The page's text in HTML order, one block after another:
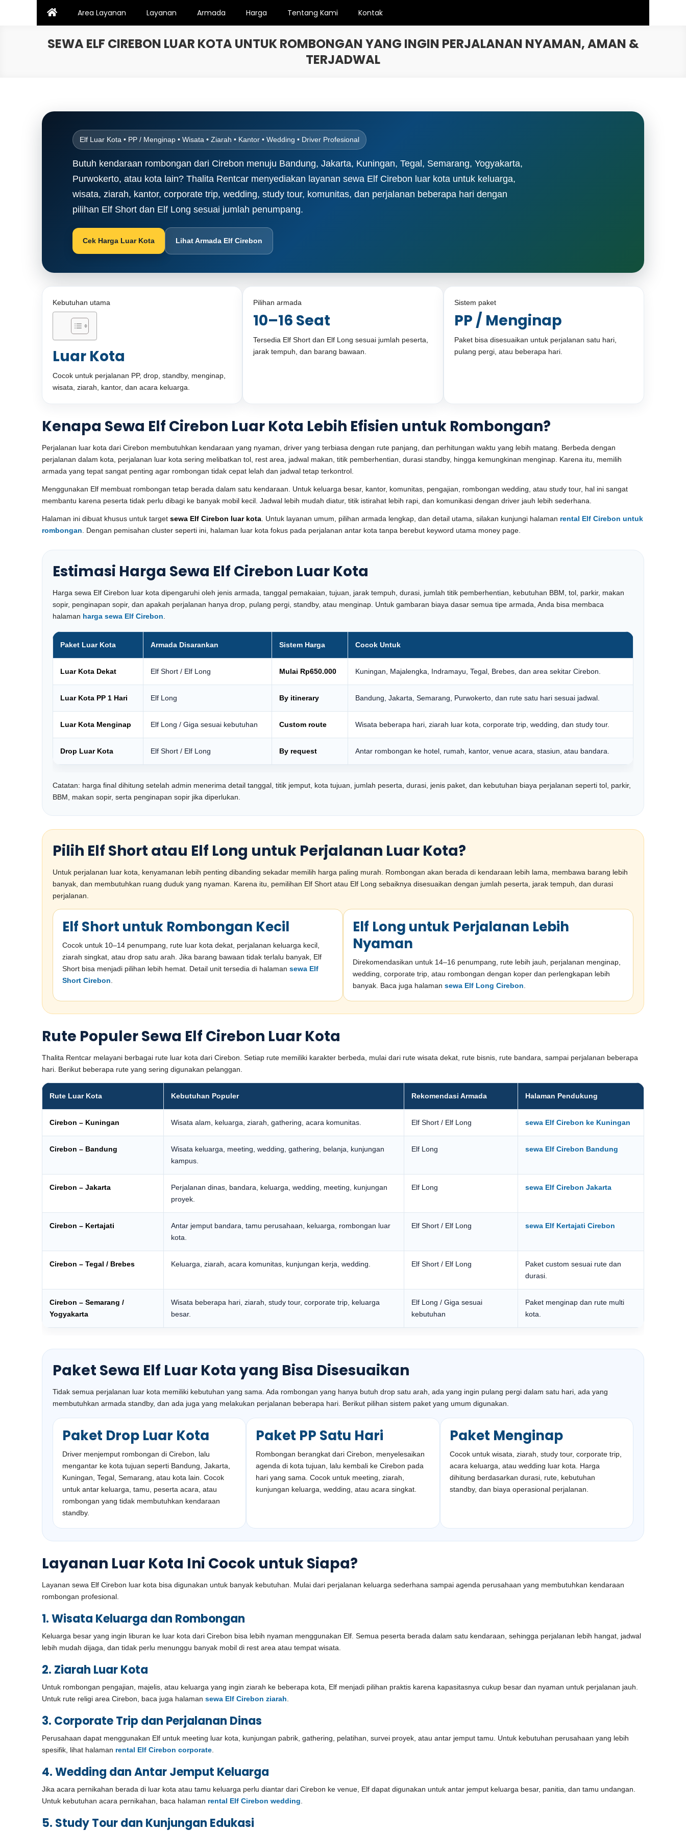
Area Layanan Layanan Armada Harga Tentang Kami Kontak
SEWA ELF CIREBON LUAR KOTA UNTUK ROMBONGAN YANG INGIN PERJALANAN NYAMAN, AMAN &
TERJADWAL
Elf Luar Kota • PP / Menginap • Wisata • Ziarah • Kantor • Wedding • Driver Profesional
Butuh kendaraan rombongan dari Cirebon menuju Bandung, Jakarta, Kuningan, Tegal, Semarang, Yogyakarta,
Purwokerto, atau kota lain? Thalita Rentcar menyediakan layanan sewa Elf Cirebon luar kota untuk keluarga,
wisata, ziarah, kantor, corporate trip, wedding, study tour, komunitas, dan perjalanan beberapa hari dengan
pilihan Elf Short dan Elf Long sesuai jumlah penumpang.
Cek Harga Luar Kota Lihat Armada Elf Cirebon
Kebutuhan utama
Luar Kota
Cocok untuk perjalanan PP, drop, standby, menginap,
wisata, ziarah, kantor, dan acara keluarga.
Pilihan armada
10–16 Seat
Tersedia Elf Short dan Elf Long sesuai jumlah peserta,
jarak tempuh, dan barang bawaan.
Sistem paket
PP / Menginap
Paket bisa disesuaikan untuk perjalanan satu hari,
pulang pergi, atau beberapa hari.
Kenapa Sewa Elf Cirebon Luar Kota Lebih Efisien untuk Rombongan?
Perjalanan luar kota dari Cirebon membutuhkan kendaraan yang nyaman, driver yang terbiasa dengan rute panjang, dan perhitungan waktu yang lebih matang. Berbeda dengan
perjalanan dalam kota, perjalanan luar kota sering melibatkan tol, rest area, jadwal makan, titik pemberhentian, durasi standby, hingga kemungkinan menginap. Karena itu, memilih
armada yang tepat sangat penting agar rombongan tidak cepat lelah dan jadwal tetap terkontrol.
Menggunakan Elf membuat rombongan tetap berada dalam satu kendaraan. Untuk keluarga besar, kantor, komunitas, pengajian, rombongan wedding, atau study tour, hal ini sangat
membantu karena peserta tidak perlu dibagi ke banyak mobil kecil. Jadwal lebih mudah diatur, titik istirahat lebih rapi, dan komunikasi dengan driver jauh lebih sederhana.
Halaman ini dibuat khusus untuk target sewa Elf Cirebon luar kota . Untuk layanan umum, pilihan armada lengkap, dan detail utama, silakan kunjungi halaman rental Elf Cirebon untuk
rombongan . Dengan pemisahan cluster seperti ini, halaman luar kota fokus pada perjalanan antar kota tanpa berebut keyword utama money page.
Estimasi Harga Sewa Elf Cirebon Luar Kota
Harga sewa Elf Cirebon luar kota dipengaruhi oleh jenis armada, tanggal pemakaian, tujuan, jarak tempuh, durasi, jumlah titik pemberhentian, kebutuhan BBM, tol, parkir, makan
sopir, penginapan sopir, dan apakah perjalanan hanya drop, pulang pergi, standby, atau menginap. Untuk gambaran biaya dasar semua tipe armada, Anda bisa membaca
halaman harga sewa Elf Cirebon
Paket Luar Kota Armada Disarankan Sistem Harga Cocok Untuk
Luar Kota Dekat Elf Short / Elf Long Mulai Rp650.000 Kuningan, Majalengka, Indramayu, Tegal, Brebes, dan area sekitar Cirebon.
Luar Kota PP 1 Hari Elf Long By itinerary Bandung, Jakarta, Semarang, Purwokerto, dan rute satu hari sesuai jadwal.
Luar Kota Menginap Elf Long / Giga sesuai kebutuhan Custom route Wisata beberapa hari, ziarah luar kota, corporate trip, wedding, dan study tour.
Drop Luar Kota Elf Short / Elf Long By request Antar rombongan ke hotel, rumah, kantor, venue acara, stasiun, atau bandara.
Catatan: harga final dihitung setelah admin menerima detail tanggal, titik jemput, kota tujuan, jumlah peserta, durasi, jenis paket, dan kebutuhan biaya perjalanan seperti tol, parkir,
BBM, makan sopir, serta penginapan sopir jika diperlukan.
Pilih Elf Short atau Elf Long untuk Perjalanan Luar Kota?
Untuk perjalanan luar kota, kenyamanan lebih penting dibanding sekadar memilih harga paling murah. Rombongan akan berada di kendaraan lebih lama, membawa barang lebih
banyak, dan membutuhkan ruang duduk yang nyaman. Karena itu, pemilihan Elf Short atau Elf Long sebaiknya disesuaikan dengan jumlah peserta, jarak tempuh, dan durasi
perjalanan.
Elf Short untuk Rombongan Kecil
Cocok untuk 10–14 penumpang, rute luar kota dekat, perjalanan keluarga kecil,
ziarah singkat, atau drop satu arah. Jika barang bawaan tidak terlalu banyak, Elf
Short bisa menjadi pilihan lebih hemat. Detail unit tersedia di halaman sewa Elf
Short Cirebon
Elf Long untuk Perjalanan Lebih
Nyaman
Direkomendasikan untuk 14–16 penumpang, rute lebih jauh, perjalanan menginap,
wedding, corporate trip, atau rombongan dengan koper dan perlengkapan lebih
banyak. Baca juga halaman sewa Elf Long Cirebon
Rute Populer Sewa Elf Cirebon Luar Kota
Thalita Rentcar melayani berbagai rute luar kota dari Cirebon. Setiap rute memiliki karakter berbeda, mulai dari rute wisata dekat, rute bisnis, rute bandara, sampai perjalanan beberapa
hari. Berikut beberapa rute yang sering digunakan pelanggan.
Rute Luar Kota Kebutuhan Populer Rekomendasi Armada Halaman Pendukung
Cirebon – Kuningan Wisata alam, keluarga, ziarah, gathering, acara komunitas. Elf Short / Elf Long sewa Elf Cirebon ke Kuningan
Cirebon – Bandung
Wisata keluarga, meeting, wedding, gathering, belanja, kunjungan
kampus.
Elf Long sewa Elf Cirebon Bandung
Cirebon – Jakarta
Perjalanan dinas, bandara, keluarga, wedding, meeting, kunjungan
proyek.
Elf Long sewa Elf Cirebon Jakarta
Cirebon – Kertajati
Antar jemput bandara, tamu perusahaan, keluarga, rombongan luar
kota.
Elf Short / Elf Long sewa Elf Kertajati Cirebon
Cirebon – Tegal / Brebes Keluarga, ziarah, acara komunitas, kunjungan kerja, wedding. Elf Short / Elf Long
Paket custom sesuai rute dan
durasi.
Cirebon – Semarang /
Yogyakarta
Wisata beberapa hari, ziarah, study tour, corporate trip, keluarga
besar.
Elf Long / Giga sesuai
kebutuhan
Paket menginap dan rute multi
kota.
Paket Sewa Elf Luar Kota yang Bisa Disesuaikan
Tidak semua perjalanan luar kota memiliki kebutuhan yang sama. Ada rombongan yang hanya butuh drop satu arah, ada yang ingin pulang pergi dalam satu hari, ada yang
membutuhkan armada standby, dan ada juga yang melakukan perjalanan beberapa hari. Berikut pilihan sistem paket yang umum digunakan.
Paket Drop Luar Kota
Driver menjemput rombongan di Cirebon, lalu
mengantar ke kota tujuan seperti Bandung, Jakarta,
Kuningan, Tegal, Semarang, atau kota lain. Cocok
untuk antar keluarga, tamu, peserta acara, atau
rombongan yang tidak membutuhkan kendaraan
standby.
Paket PP Satu Hari
Rombongan berangkat dari Cirebon, menyelesaikan
agenda di kota tujuan, lalu kembali ke Cirebon pada
hari yang sama. Cocok untuk meeting, ziarah,
kunjungan keluarga, wedding, atau acara singkat.
Paket Menginap
Cocok untuk wisata, ziarah, study tour, corporate trip,
acara keluarga, atau wedding luar kota. Harga
dihitung berdasarkan durasi, rute, kebutuhan
standby, dan biaya operasional perjalanan.
Layanan Luar Kota Ini Cocok untuk Siapa?
Layanan sewa Elf Cirebon luar kota bisa digunakan untuk banyak kebutuhan. Mulai dari perjalanan keluarga sederhana sampai agenda perusahaan yang membutuhkan kendaraan
rombongan profesional.
1. Wisata Keluarga dan Rombongan
Keluarga besar yang ingin liburan ke luar kota dari Cirebon bisa lebih nyaman menggunakan Elf. Semua peserta berada dalam satu kendaraan, sehingga perjalanan lebih hangat, jadwal
lebih mudah dijaga, dan tidak perlu menunggu banyak mobil di rest area atau tempat wisata.
2. Ziarah Luar Kota
Untuk rombongan pengajian, majelis, atau keluarga yang ingin ziarah ke beberapa kota, Elf menjadi pilihan praktis karena kapasitasnya cukup besar dan nyaman untuk perjalanan jauh.
Untuk rute religi area Cirebon, baca juga halaman sewa Elf Cirebon ziarah
3. Corporate Trip dan Perjalanan Dinas
Perusahaan dapat menggunakan Elf untuk meeting luar kota, kunjungan pabrik, gathering, pelatihan, survei proyek, atau antar jemput tamu. Untuk kebutuhan perusahaan yang lebih
spesifik, lihat halaman rental Elf Cirebon corporate
4. Wedding dan Antar Jemput Keluarga
Jika acara pernikahan berada di luar kota atau tamu keluarga perlu diantar dari Cirebon ke venue, Elf dapat digunakan untuk antar jemput keluarga besar, panitia, dan tamu undangan.
Untuk kebutuhan acara pernikahan, baca halaman rental Elf Cirebon wedding
5. Study Tour dan Kunjungan Edukasi